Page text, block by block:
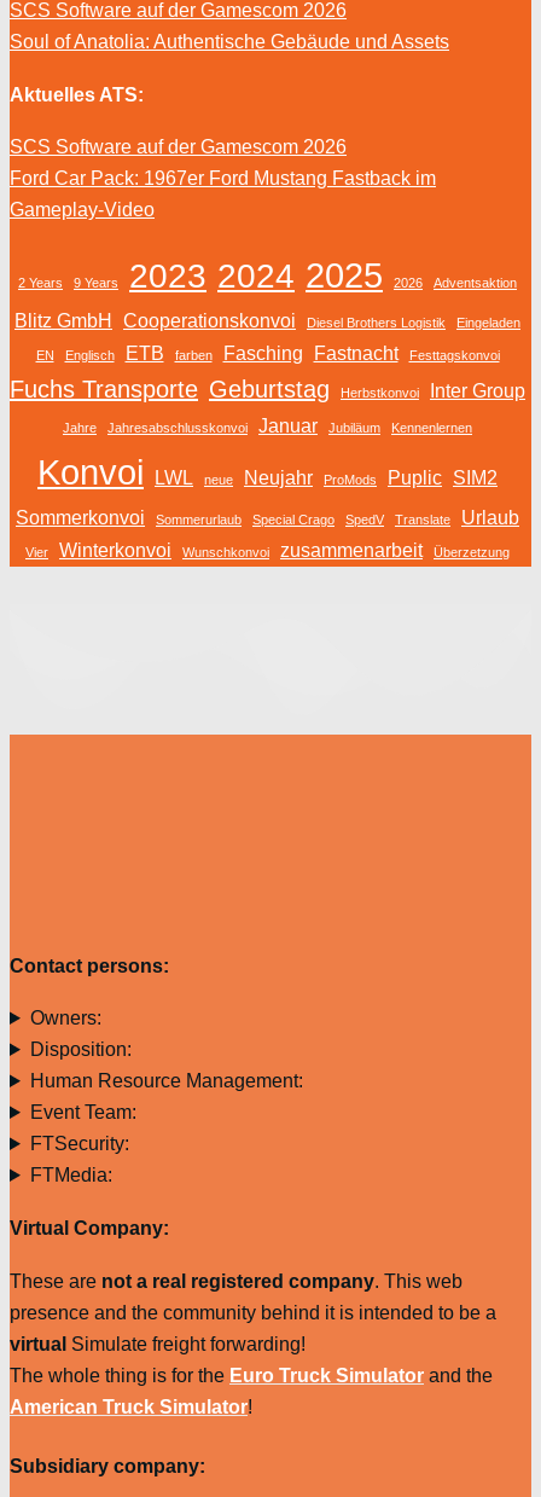
SCS Software auf der Gamescom 2026
Soul of Anatolia: Authentische Gebäude und Assets
Aktuelles ATS:
SCS Software auf der Gamescom 2026
Ford Car Pack: 1967er Ford Mustang Fastback im
Gameplay-Video
2 Years 9 Years 2023 2024 2025 2026 Adventsaktion
Blitz GmbH Cooperationskonvoi Diesel Brothers Logistik Eingeladen
EN Englisch ETB farben Fasching Fastnacht Festtagskonvoi
Fuchs Transporte Geburtstag Herbstkonvoi Inter Group
Jahre Jahresabschlusskonvoi Januar Jubiläum Kennenlernen
Konvoi LWL neue Neujahr ProMods Puplic SIM2
Sommerkonvoi
Sommerurlaub Special Crago SpedV Translate Urlaub
Vier Winterkonvoi Wunschkonvoi zusammenarbeit Überzetzung
Contact persons:
Owners:
Disposition:
Human Resource Management:
Event Team:
FTSecurity:
FTMedia:
Virtual Company:
These are not a real registered company. This web
presence and the community behind it is intended to be a
virtual Simulate freight forwarding!
The whole thing is for the Euro Truck Simulator and the
American Truck Simulator!
Subsidiary company: